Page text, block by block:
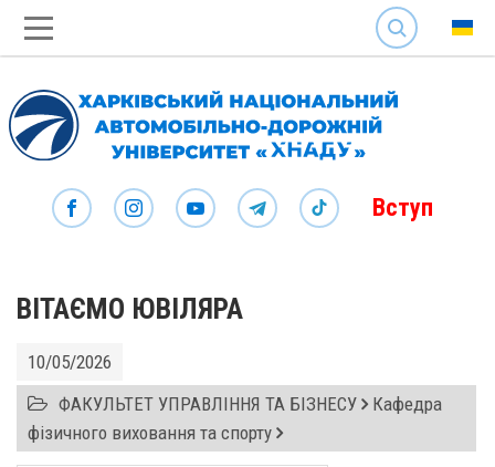
SEARCH
Вступ
ВІТАЄМО ЮВІЛЯРА
10/05/2026
ФАКУЛЬТЕТ УПРАВЛІННЯ ТА БІЗНЕСУ Кафедра
фізичного виховання та спорту